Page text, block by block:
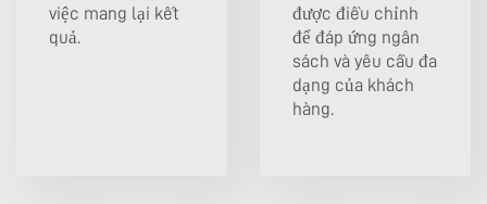
việc mang lại kết
quả.
được điều chỉnh
để đáp ứng ngân
sách và yêu cầu đa
dạng của khách
hàng.